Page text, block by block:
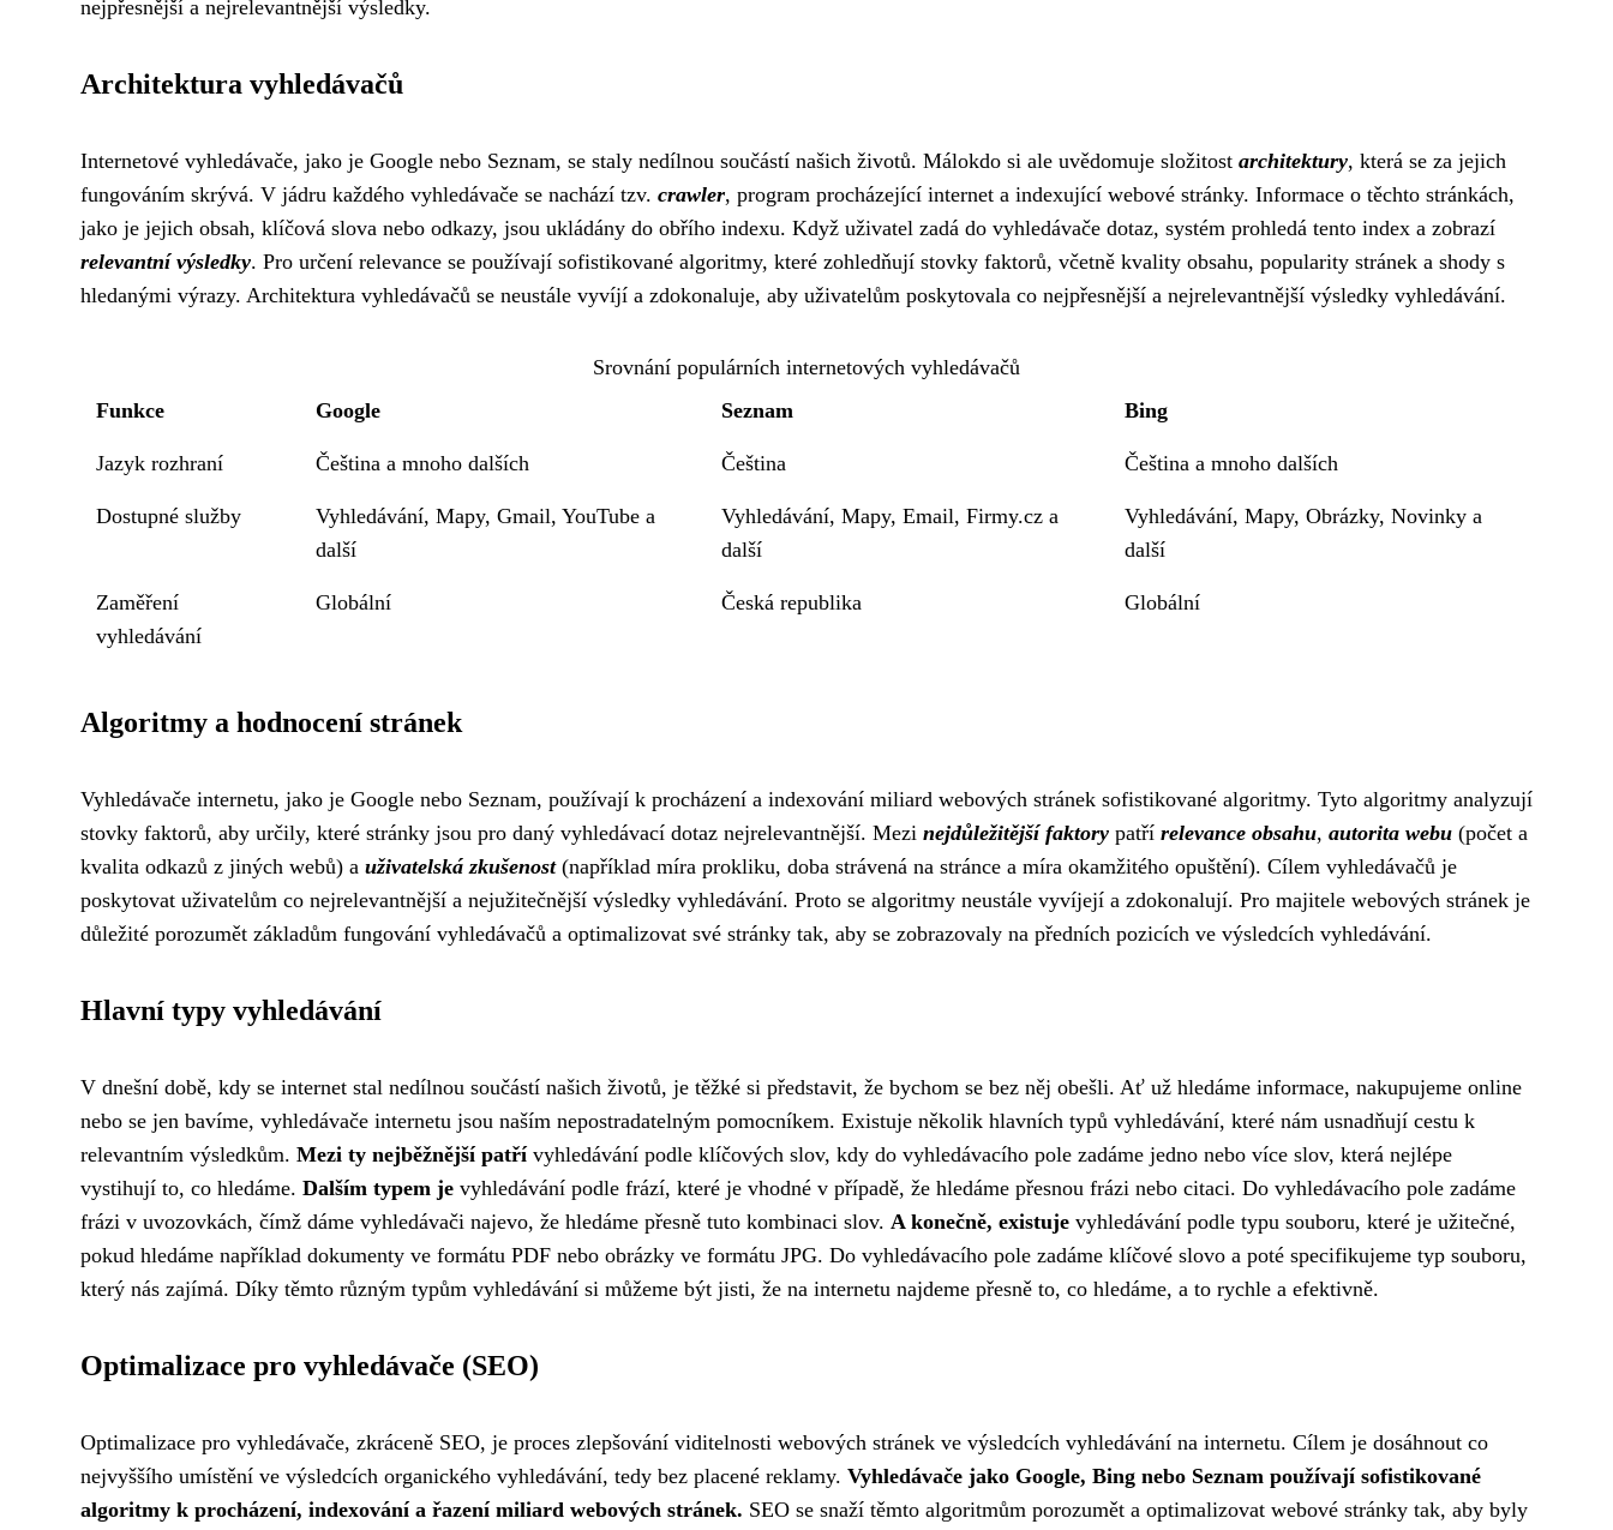
nejpřesnější a nejrelevantnější výsledky.
Architektura vyhledávačů
Internetové vyhledávače, jako je Google nebo Seznam, se staly nedílnou součástí našich životů. Málokdo si ale uvědomuje složitost architektury, která se za jejich
fungováním skrývá. V jádru každého vyhledávače se nachází tzv. crawler, program procházející internet a indexující webové stránky. Informace o těchto stránkách,
jako je jejich obsah, klíčová slova nebo odkazy, jsou ukládány do obřího indexu. Když uživatel zadá do vyhledávače dotaz, systém prohledá tento index a zobrazí
relevantní výsledky. Pro určení relevance se používají sofistikované algoritmy, které zohledňují stovky faktorů, včetně kvality obsahu, popularity stránek a shody s
hledanými výrazy. Architektura vyhledávačů se neustále vyvíjí a zdokonaluje, aby uživatelům poskytovala co nejpřesnější a nejrelevantnější výsledky vyhledávání.
Srovnání populárních internetových vyhledávačů
Funkce
Google Seznam Bing
Jazyk rozhraní Čeština a mnoho dalších Čeština Čeština a mnoho dalších
Dostupné služby
Vyhledávání, Mapy, Gmail, YouTube a
další
Vyhledávání, Mapy, Email, Firmy.cz a
další
Vyhledávání, Mapy, Obrázky, Novinky a
další
Zaměření
vyhledávání
Globální Česká republika Globální
Algoritmy a hodnocení stránek
Vyhledávače internetu, jako je Google nebo Seznam, používají k procházení a indexování miliard webových stránek sofistikované algoritmy. Tyto algoritmy analyzují
stovky faktorů, aby určily, které stránky jsou pro daný vyhledávací dotaz nejrelevantnější. Mezi nejdůležitější faktory patří relevance obsahu, autorita webu (počet a
kvalita odkazů z jiných webů) a uživatelská zkušenost(například míra prokliku, doba strávená na stránce a míra okamžitého opuštění). Cílem vyhledávačů je
poskytovat uživatelům co nejrelevantnější a nejužitečnější výsledky vyhledávání. Proto se algoritmy neustále vyvíjejí a zdokonalují. Pro majitele webových stránek je
důležité porozumět základům fungování vyhledávačů a optimalizovat své stránky tak, aby se zobrazovaly na předních pozicích ve výsledcích vyhledávání.
Hlavní typy vyhledávání
V dnešní době, kdy se internet stal nedílnou součástí našich životů, je těžké si představit, že bychom se bez něj obešli. Ať už hledáme informace, nakupujeme online
nebo se jen bavíme, vyhledávače internetu jsou naším nepostradatelným pomocníkem. Existuje několik hlavních typů vyhledávání, které nám usnadňují cestu k
relevantním výsledkům. Mezi ty nejběžnější patřívyhledávání podle klíčových slov, kdy do vyhledávacího pole zadáme jedno nebo více slov, která nejlépe
vystihují to, co hledáme. Dalším typem je vyhledávání podle frází, které je vhodné v případě, že hledáme přesnou frázi nebo citaci. Do vyhledávacího pole zadáme
frázi v uvozovkách, čímž dáme vyhledávači najevo, že hledáme přesně tuto kombinaci slov. A konečně, existuje vyhledávání podle typu souboru, které je užitečné,
pokud hledáme například dokumenty ve formátu PDF nebo obrázky ve formátu JPG. Do vyhledávacího pole zadáme klíčové slovo a poté specifikujeme typ souboru,
který nás zajímá. Díky těmto různým typům vyhledávání si můžeme být jisti, že na internetu najdeme přesně to, co hledáme, a to rychle a efektivně.
Optimalizace pro vyhledávače (SEO)
Optimalizace pro vyhledávače, zkráceně SEO, je proces zlepšování viditelnosti webových stránek ve výsledcích vyhledávání na internetu. Cílem je dosáhnout co
nejvyššího umístění ve výsledcích organického vyhledávání, tedy bez placené reklamy. Vyhledávače jako Google, Bing nebo Seznam používají sofistikované
algoritmy k procházení, indexování a řazení miliard webových stránek. SEO se snaží těmto algoritmům porozumět a optimalizovat webové stránky tak, aby byly